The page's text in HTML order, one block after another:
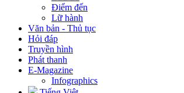
Điểm đến
Lữ hành
Văn bản - Thủ tục
Hỏi đáp
Truyền hình
Phát thanh
E-Magazine
Infographics